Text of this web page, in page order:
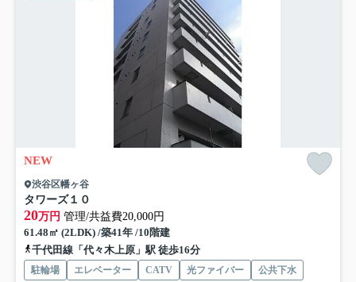
NEW
渋谷区幡ヶ谷
タワーズ１０
20万円 管理/共益費20,000円
61.48㎡ (2LDK) /築41年 /10階建
千代田線「代々木上原」駅 徒歩16分
駐輪場 エレベーター CATV 光ファイバー 公共下水